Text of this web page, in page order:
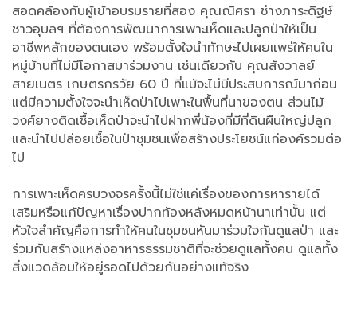
สอดคล้องกับผู้เข้าอบรมรายที่สอง คุณณิศรา ช่างภาระดิฐษ์
ชาวอุบลฯ ที่ต้องการพัฒนาการเพาะเห็ดและปลูกป่าให้เป็น
อาชีพหลักของตนเอง พร้อมตั้งใจนำทักษะไปเผยแพร่ให้คนใน
หมู่บ้านที่ไม่มีโอกาสมาร่วมงาน เช่นเดียวกับ คุณสังวาลย์
สายเนตร เกษตรกรวัย 60 ปี ที่แม้จะไม่มีประสบการณ์มาก่อน
แต่มีความตั้งใจจะนำเห็ดป่าไปเพาะในพื้นที่นาของตน ส่วนไม้
วงศ์ยางติดเชื้อเห็ดป่าจะนำไปฝากพี่น้องที่มีที่ดินผืนใหญ่ปลูก
และนำไปปล่อยเชื้อในป่าชุมชนเพื่อสร้างประโยชน์แก่องค์รวมต่อ
ไป
การเพาะเห็ดครบวงจรครั้งนี้ไม่ใช่แค่เรื่องของการหารายได้
เสริมหรือแก้ปัญหาเรื่องปากท้องหลังหมดหน้านาเท่านั้น แต่
หัวใจสำคัญคือการทำให้คนในชุมชนหันมาร่วมใจกันดูแลป่า และ
ร่วมกันสร้างแหล่งอาหารธรรมชาติที่จะช่วยดูแลทั้งคน ดูแลทั้ง
สิ่งแวดล้อมให้อยู่รอดไปด้วยกันอย่างแท้จริง